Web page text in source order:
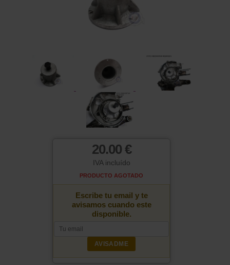
20.00 €
IVA incluído
PRODUCTO AGOTADO
Escribe tu email y te
avisamos cuando este
disponible.
AVISADME